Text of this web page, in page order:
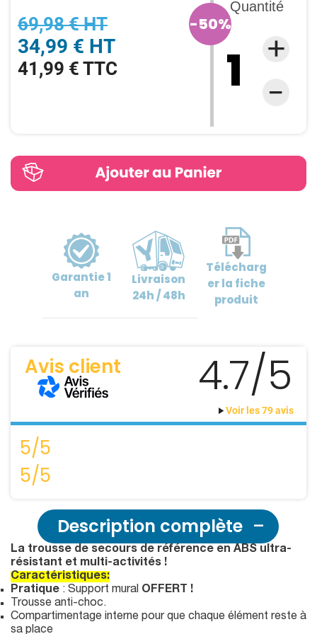
69,98 € HT
34,99 € HT
41,99 € TTC
-50%
Quantité
Garantie1
an
Livraison
24h / 48h
Télécharg
erla fiche
produit
Avis client 4.7/5
Voir les 79 avis
5/5
5/5
Description complète
La trousse de secours de référence en ABS ultra-
résistant et multi-activités !
Caractéristiques:
Pratique : Support mural OFFERT !
Trousse anti-choc.
Compartimentage interne pour que chaque élément reste à
sa place